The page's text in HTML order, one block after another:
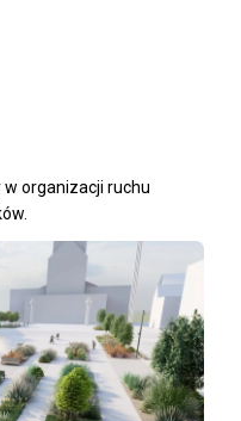
organizacji ruchu